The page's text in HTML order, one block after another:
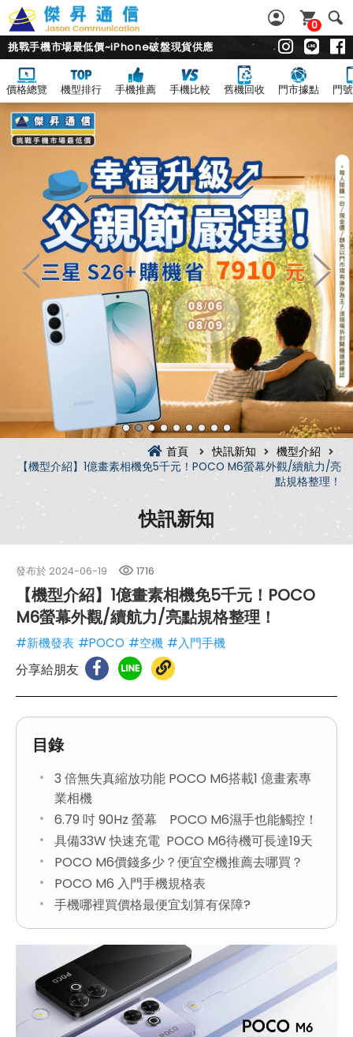
0
挑戰手機市場最低價~iPhone破盤現貨供應
價格總覽 機型排行 手機推薦 手機比較 舊機回收 門市據點 門
首頁 快訊新知
機型介紹
【機型介紹】1億畫素相機免5千元！POCO M6螢幕外觀/續航力/亮
點規格整理！
快訊新知
發布於 2024-06-19 1716
【機型介紹】1億畫素相機免5千元！POCO
M6螢幕外觀/續航力/亮點規格整理！
#新機發表 #POCO #空機 #入門手機
分享給朋友
目錄
3 倍無失真縮放功能 POCO M6搭載1 億畫素專
業相機
6.79 吋 90Hz 螢幕 POCO M6濕手也能觸控！
具備33W 快速充電 POCO M6待機可長達19天
POCO M6價錢多少？便宜空機推薦去哪買？
POCO M6 入門手機規格表
手機哪裡買價格最便宜划算有保障?